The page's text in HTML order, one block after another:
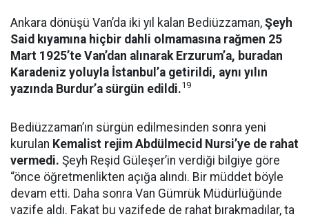
Ankara dönüşü Van’da iki yıl kalan Bediüzzaman, Şeyh
Said kıyamına hiçbir dahli olmamasına rağmen 25
Mart 1925’te Van’dan alınarak Erzurum’a, buradan
Karadeniz yoluyla İstanbul’a getirildi, aynı yılın
yazında Burdur’a sürgün edildi.19
Bediüzzaman’ın sürgün edilmesinden sonra yeni
kurulan Kemalist rejim Abdülmecid Nursi’ye de rahat
vermedi. Şeyh Reşid Güleşer’in verdiği bilgiye göre
“önce öğretmenlikten açığa alındı. Bir müddet böyle
devam etti. Daha sonra Van Gümrük Müdürlüğünde
vazife aldı. Fakat bu vazifede de rahat bırakmadılar, ta